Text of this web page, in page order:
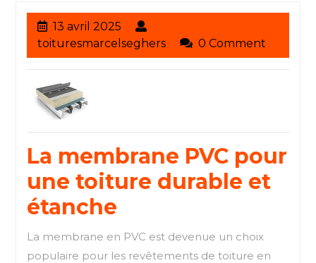
13 avril 2025
avril
2025
toituresmarcelsegherstoituresmarcelseghers
0 Comment
La membrane PVC pour
une toiture durable et
étanche
La membrane en PVC est devenue un choix
populaire pour les revêtements de toiture en